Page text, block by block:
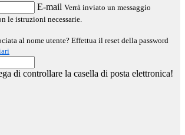
E-mail Verrà inviato un messaggio
le istruzioni necessarie.
al nome utente? Effettua il reset della password
di controllare la casella di posta elettronica!